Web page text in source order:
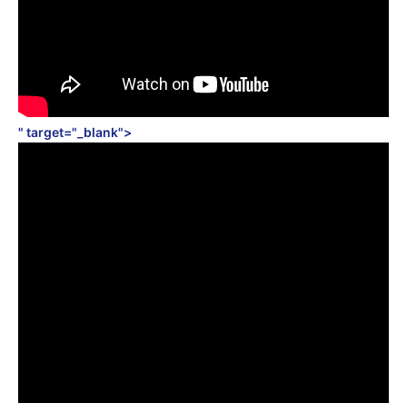
" target="_blank">